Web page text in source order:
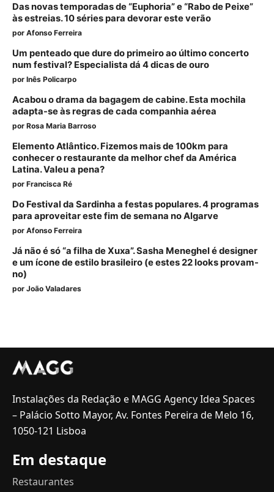
Das novas temporadas de “Euphoria” e “Rabo de Peixe”
às estreias. 10 séries para devorar este verão
por Afonso Ferreira
Um penteado que dure do primeiro ao último concerto
num festival? Especialista dá 4 dicas de ouro
por Inês Policarpo
Acabou o drama da bagagem de cabine. Esta mochila
adapta-se às regras de cada companhia aérea
por Rosa Maria Barroso
Elemento Atlântico. Fizemos mais de 100km para
conhecer o restaurante da melhor chef da América
Latina. Valeu a pena?
por Francisca Ré
Do Festival da Sardinha a festas populares. 4 programas
para aproveitar este fim de semana no Algarve
por Afonso Ferreira
Já não é só “a filha de Xuxa”. Sasha Meneghel é designer
e um ícone de estilo brasileiro (e estes 22 looks provam-
no)
por João Valadares
Instalações da Redação e MAGG Agency Idea Spaces
– Palácio Sotto Mayor, Av. Fontes Pereira de Melo 16,
1050-121 Lisboa
Em destaque
Restaurantes